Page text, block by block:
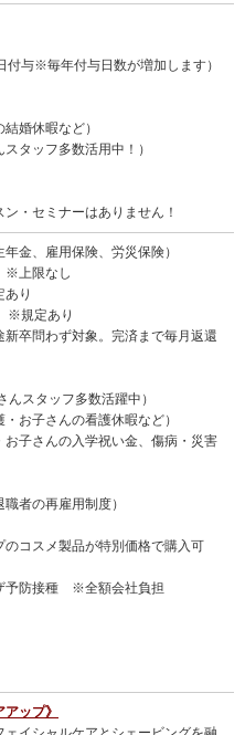
与※毎年付与日数が増加します）
婚休暇など）
タッフ多数活用中！）
・セミナーはありません！
金、雇用保険、労災保険）
※上限なし
り
※規定あり
卒問わず対象。完済まで毎月返還
スタッフ多数活躍中）
お子さんの看護休暇など）
子さんの入学祝い金、傷病・災害
者の再雇用制度）
コスメ製品が特別価格で購入可
予防接種 ※全額会社負担
ップ》